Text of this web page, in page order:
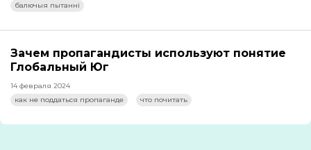
балючыя пытанні
Зачем пропагандисты используют понятие
Глобальный Юг
14 февраля 2024
как не поддаться пропаганде
что почитать